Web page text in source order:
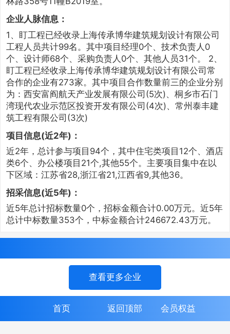
企业人脉信息：
1、盯工程已经收录上海传承博华建筑规划设计有限公司
工程人员共计99名。其中项目经理0个、技术负责人0
个、设计师68个、采购负责人0个、其他人员31个。 2、
盯工程已经收录上海传承博华建筑规划设计有限公司常
合作的企业有273家。其中项目合作数量前三的企业分别
为：西安富阎航天产业发展有限公司(5次)、桐乡市石门
湾现代农业示范区投资开发有限公司(4次)、常州泰丰建
筑工程有限公司(3次)
项目信息(近2年)：
近2年，总计参与项目94个，其中住宅类项目12个、酒店
类6个、办公楼项目21个,其他55个。主要项目集中在以
下区域：江苏省28,浙江省21,江西省9,其他36。
招采信息(近5年)：
近5年总计招标数量0个，招标金额合计0.00万元。近5年
总计中标数量353个，中标金额合计246672.43万元。
查看更多企业
首页 返回顶部 会员权益